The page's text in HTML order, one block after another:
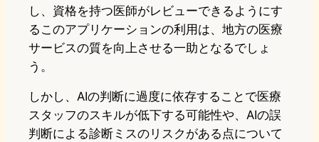
し、資格を持つ医師がレビューできるようにす
るこのアプリケーションの利用は、地方の医療
サービスの質を向上させる一助となるでしょ
う。
しかし、AIの判断に過度に依存することで医療
スタッフのスキルが低下する可能性や、AIの誤
判断による診断ミスのリスクがある点について